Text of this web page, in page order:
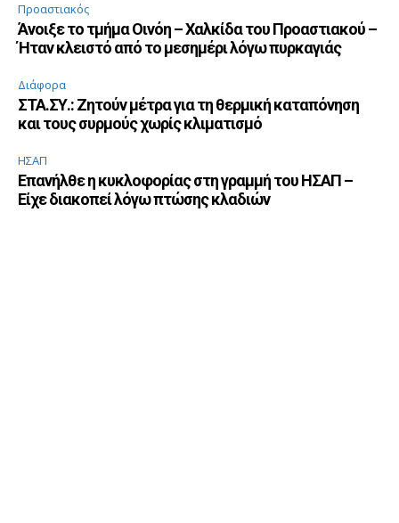
Προαστιακός
Άνοιξε το τμήμα Οινόη – Χαλκίδα του Προαστιακού –
Ήταν κλειστό από το μεσημέρι λόγω πυρκαγιάς
Διάφορα
ΣΤΑ.ΣΥ.: Ζητούν μέτρα για τη θερμική καταπόνηση
και τους συρμούς χωρίς κλιματισμό
ΗΣΑΠ
Επανήλθε η κυκλοφορίας στη γραμμή του ΗΣΑΠ –
Είχε διακοπεί λόγω πτώσης κλαδιών